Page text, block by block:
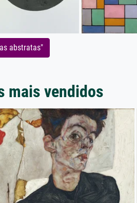
abstratas"
mais vendidos